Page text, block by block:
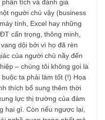
với hệ thống của họ, song
khác nhau ở nhiều thị
không nghĩ điều đó là hiện
thống kê nào cụ thể về
(formula) chắc thắng
sát những tấm gương
việc đầu tiên NĐT cá
phân tích và đánh giá